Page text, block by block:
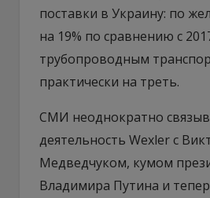
поставки в Украину: по
на 19% по сравнению с
трубопроводным
практически на треть.
СМИ неоднократно
деятельность Wexler с
Медведчуком, кумом
Владимира Путина и